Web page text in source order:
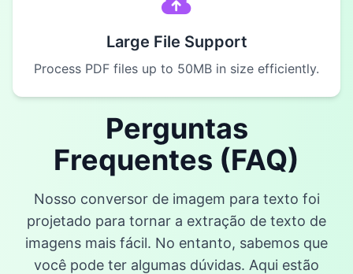
Large File Support
Process PDF files up to 50MB in size efficiently.
Perguntas
Frequentes (FAQ)
Nosso conversor de imagem para texto foi
projetado para tornar a extração de texto de
imagens mais fácil. No entanto, sabemos que
você pode ter algumas dúvidas. Aqui estão